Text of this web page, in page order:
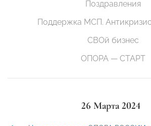
Поздравления
Поддержка МСП.
СВОй бизнес
ОПОРА — СТАРТ
26 Марта 2024